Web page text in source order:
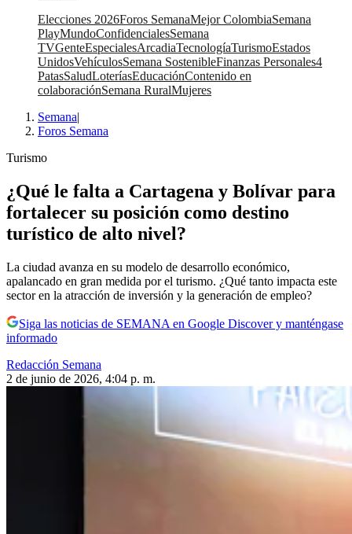
Elecciones 2026Foros SemanaMejor ColombiaSemana
PlayMundoConfidencialesSemana
TVGenteEspecialesArcadiaTecnologíaTurismoEstados
UnidosVehículosSemana SostenibleFinanzas Personales4
PatasSaludLoteríasEducaciónContenido en
colaboraciónSemana RuralMujeres
Semana|
Foros Semana
Turismo
¿Qué le falta a Cartagena y Bolívar para
fortalecer su posición como destino
turístico de alto nivel?
La ciudad avanza en su modelo de desarrollo económico,
apalancado en gran medida por el turismo. ¿Qué tanto impacta este
sector en la atracción de inversión y la generación de empleo?
Siga las noticias de SEMANA en Google Discover y manténgase
informado
Redacción Semana
2 de junio de 2026, 4:04 p. m.